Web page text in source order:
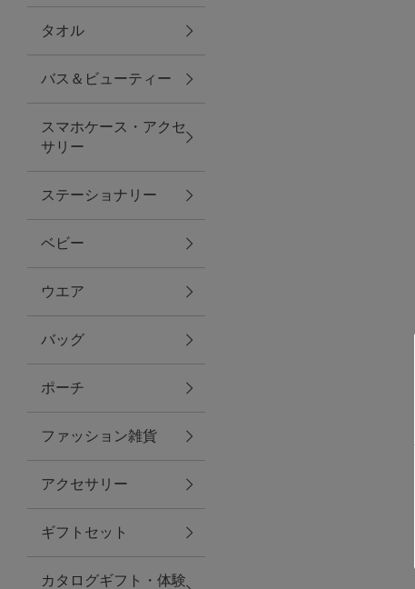
キッチン・ダイニング
ダイニング
キッチン
ファブリック
グリーン
バス＆ビューティー
バス＆ビューティー
タオル
ウエア＆バッグ
タオル
バス＆ビューティー
スマホケース・アクセ
サリー
ステーショナリー
ベビー
ウエア
バッグ
ポーチ
ファッション雑貨
アクセサリー
ギフトセット
カタログギフト・体験